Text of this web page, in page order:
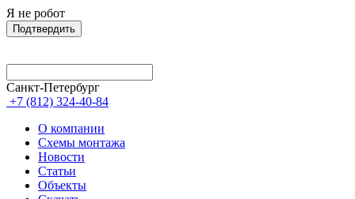
Я не робот
Подтвердить
Санкт-Петербург
+7 (812) 324-40-84
О компании
Схемы монтажа
Новости
Статьи
Объекты